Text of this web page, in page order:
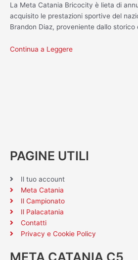
La Meta Catania Bricocity è lieta di
acquisito le prestazioni sportive del
Brandon Diaz, proveniente dallo storico
Continua a Leggere
PAGINE UTILI
Il tuo account
Meta Catania
Il Campionato
Il Palacatania
Contatti
Privacy e Cookie Policy